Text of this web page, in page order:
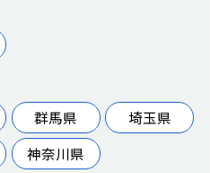
群馬県
埼玉県
神奈川県